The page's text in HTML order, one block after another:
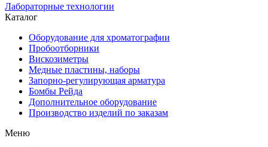
Лабораторные технологии
Каталог
Оборудование для хроматографии
Пробоотборники
Вискозиметры
Медные пластины, наборы
Запорно-регулирующая арматура
Бомбы Рейда
Дополнительное оборудование
Производство изделий по заказам
Меню